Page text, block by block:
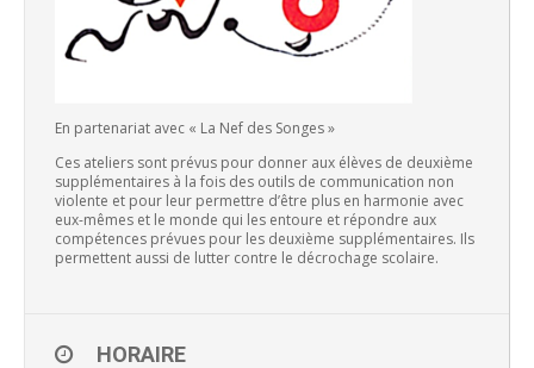
En partenariat avec « La Nef des Songes »
Ces ateliers sont prévus pour donner aux élèves de deuxième
supplémentaires à la fois des outils de communication non
violente et pour leur permettre d’être plus en harmonie avec
eux-mêmes et le monde qui les entoure et répondre aux
compétences prévues pour les deuxième supplémentaires. Ils
permettent aussi de lutter contre le décrochage scolaire.
HORAIRE